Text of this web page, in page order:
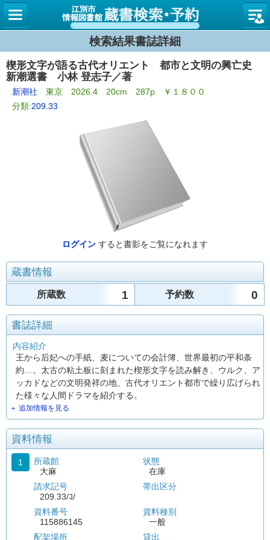
図書館
検索結果書誌詳細
楔形文字が語る古代オリエント 都市と文明の興亡史
新潮選書 小林 登志子／著
新潮社 東京 2026.4 20cm 287p ￥１８００
分類:209.33
ログイン すると書影をご覧になれます
蔵書情報
所蔵数 1 予約数 0
書誌詳細
内容紹介
王から后妃への手紙、麦についての会計簿、世界最初の平和条
約…。太古の粘土板に刻まれた楔形文字を読み解き、ウルク、ア
ッカドなどの文明発祥の地、古代オリエント都市で繰り広げられ
た様々な人間ドラマを紹介する。
＋ 追加情報を見る
資料情報
1
所蔵館
大麻
請求記号
209.33/ｺ/
資料番号
115886145
配架場所
状態
在庫
帯出区分
資料種別
一般
貸出